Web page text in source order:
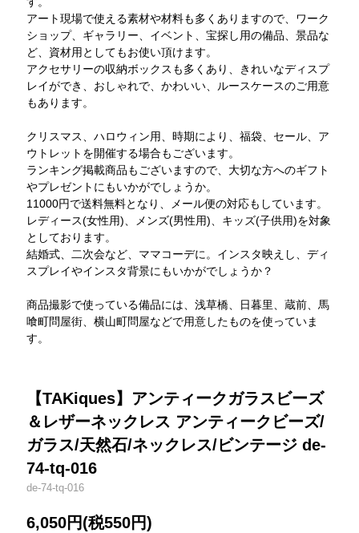
アート現場で使える素材や材料も多くありますので、ワーク
ショップ、ギャラリー、イベント、宝探し用の備品、景品な
ど、資材用としてもお使い頂けます。
アクセサリーの収納ボックスも多くあり、きれいなディスプ
レイができ、おしゃれで、かわいい、ルースケースのご用意
もあります。
クリスマス、ハロウィン用、時期により、福袋、セール、ア
ウトレットを開催する場合もございます。
ランキング掲載商品もございますので、大切な方へのギフト
やプレゼントにもいかがでしょうか。
11000円で送料無料となり、メール便の対応もしています。
レディース(女性用)、メンズ(男性用)、キッズ(子供用)を対象
としております。
結婚式、二次会など、ママコーデに。インスタ映えし、ディ
スプレイやインスタ背景にもいかがでしょうか？
商品撮影で使っている備品には、浅草橋、日暮里、蔵前、馬
喰町問屋街、横山町問屋などで用意したものを使っていま
す。
【TAKiques】アンティークガラスビーズ
＆レザーネックレス アンティークビーズ/
ガラス/天然石/ネックレス/ビンテージ de-
74-tq-016
de-74-tq-016
6,050円(税550円)